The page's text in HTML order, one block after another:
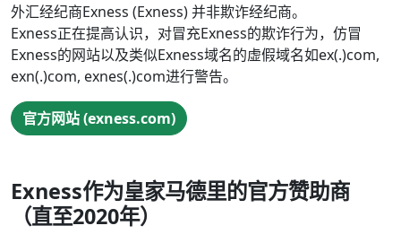
外汇经纪商Exness (Exness) 并非欺诈经纪商。
Exness正在提高认识，对冒充Exness的欺诈行为，仿冒
Exness的网站以及类似Exness域名的虚假域名如ex(.)com,
exn(.)com, exnes(.)com进行警告。
官方网站 (exness.com)
Exness作为皇家马德里的官方赞助商
（直至2020年）